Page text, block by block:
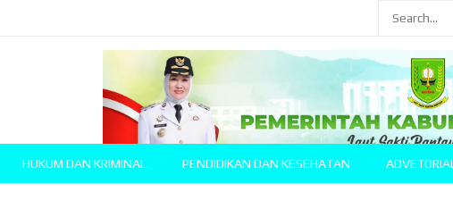
HUKUM DAN KRIMINAL PENDIDIKAN DAN KESEHATAN ADVETORIAL